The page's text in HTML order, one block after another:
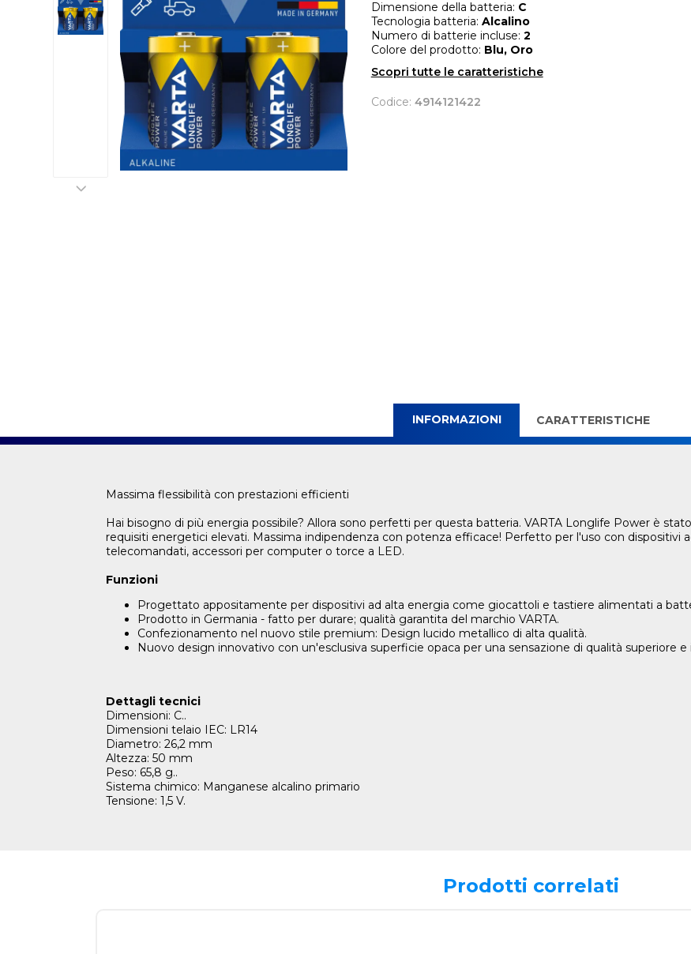
Dimensione della batteria: C
Tecnologia batteria: Alcalino
Numero di batterie incluse: 2
Colore del prodotto: Blu, Oro
Scopri tutte le caratteristiche
Codice: 4914121422
INFORMAZIONI CARATTERISTICHE
Massima flessibilità con prestazioni efficienti
Hai bisogno di più energia possibile? Allora sono perfetti per questa batteria. VARTA Longlife Power è
requisiti energetici elevati. Massima indipendenza con potenza efficace! Perfetto per l'uso con
telecomandati, accessori per computer o torce a LED.
Funzioni
Progettato appositamente per dispositivi ad alta energia come giocattoli e tastiere alimentati a
Prodotto in Germania - fatto per durare; qualità garantita del marchio VARTA.
Confezionamento nel nuovo stile premium: Design lucido metallico di alta qualità.
Nuovo design innovativo con un'esclusiva superficie opaca per una sensazione di qualità superiore
Dettagli tecnici
Dimensioni: C..
Dimensioni telaio IEC: LR14
Diametro: 26,2 mm
Altezza: 50 mm
Peso: 65,8 g..
Sistema chimico: Manganese alcalino primario
Tensione: 1,5 V.
Prodotti correlati